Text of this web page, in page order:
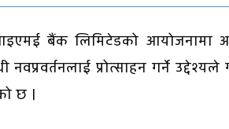
बैंक लिमिटेडको आयोजनामा
नवप्रवर्तनलाई प्रोत्साहन गर्ने
छ ।